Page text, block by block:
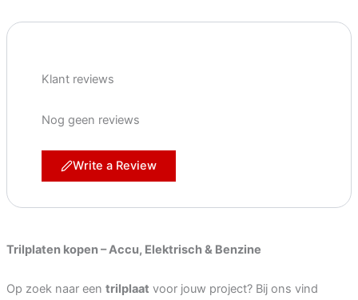
Klant reviews
Nog geen reviews
Write a Review
Trilplaten kopen – Accu, Elektrisch & Benzine
Op zoek naar een trilplaat voor jouw project? Bij ons vind
Write a review
Your rating